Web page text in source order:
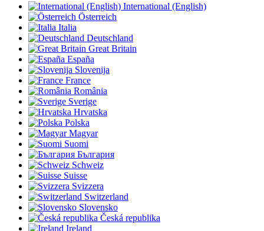
International (English)
Österreich
Italia
Deutschland
Great Britain
España
Slovenija
France
România
Sverige
Hrvatska
Polska
Magyar
Suomi
България
Schweiz
Suisse
Svizzera
Switzerland
Slovensko
Česká republika
Ireland